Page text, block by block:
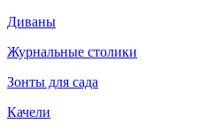
Диваны
Журнальные столики
Зонты для сада
Качели